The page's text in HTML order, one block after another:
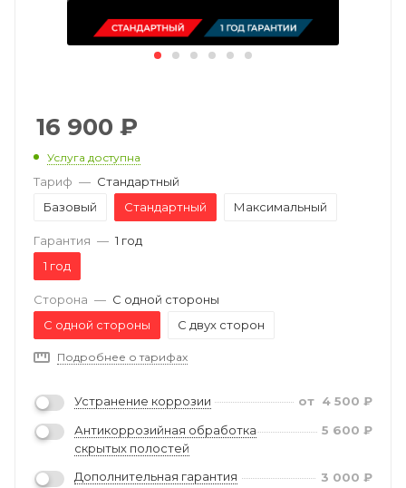
16 900 ₽
Услуга доступна
Тариф — Стандартный
Базовый
Стандартный Максимальный
Гарантия — 1 год
1 год
Сторона — С одной стороны
С одной стороны
С двух сторон
Подробнее о тарифах
Устранение коррозии от 4 500 ₽
Антикоррозийная обработка
скрытых полостей
5 600 ₽
Дополнительная гарантия 3 000 ₽